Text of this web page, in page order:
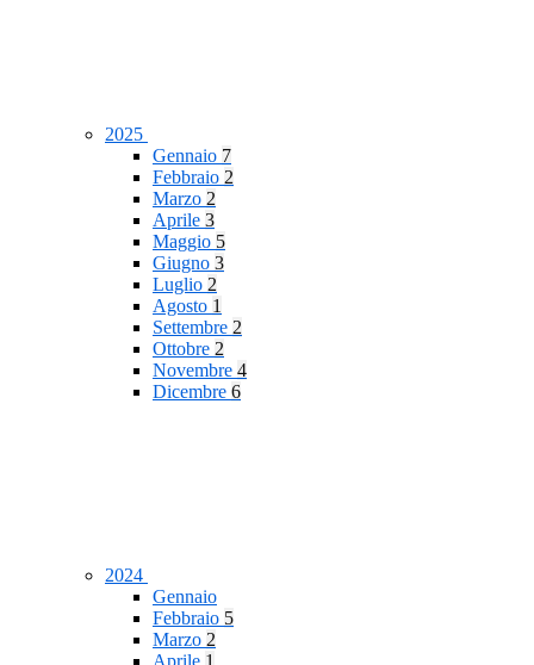
2025
Gennaio 7
Febbraio 2
Marzo 2
Aprile 3
Maggio 5
Giugno 3
Luglio 2
Agosto 1
Settembre 2
Ottobre 2
Novembre 4
Dicembre 6
2024
Gennaio
Febbraio 5
Marzo 2